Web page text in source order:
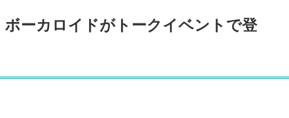
ボーカロイドがトークイベントで登